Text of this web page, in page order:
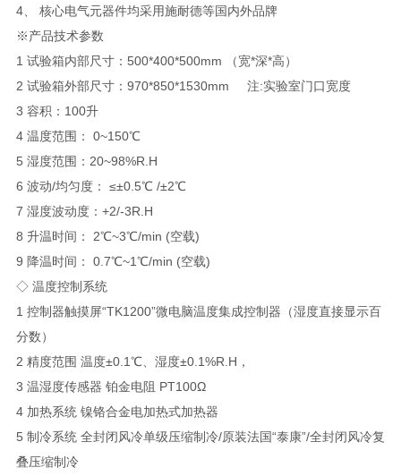
4、 核心电气元器件均采用施耐德等国内外品牌
※产品技术参数
1 试验箱内部尺寸：500*400*500mm （宽*深*高）
2 试验箱外部尺寸：970*850*1530mm 注:实验室门口宽度
3 容积：100升
4 温度范围： 0~150℃
5 湿度范围：20~98%R.H
6 波动/均匀度： ≤±0.5℃ /±2℃
7 湿度波动度：+2/-3R.H
8 升温时间： 2℃~3℃/min (空载)
9 降温时间： 0.7℃~1℃/min (空载)
◇ 温度控制系统
1 控制器触摸屏“TK1200”微电脑温度集成控制器（湿度直接显示百
分数）
2 精度范围 温度±0.1℃、湿度±0.1%R.H，
3 温湿度传感器 铂金电阻 PT100Ω
4 加热系统 镍铬合金电加热式加热器
5 制冷系统 全封闭风冷单级压缩制冷/原装法国“泰康”/全封闭风冷复
叠压缩制冷